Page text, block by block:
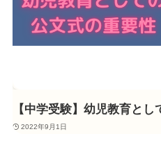
【中学受験】幼児教育と
2022年9月1日